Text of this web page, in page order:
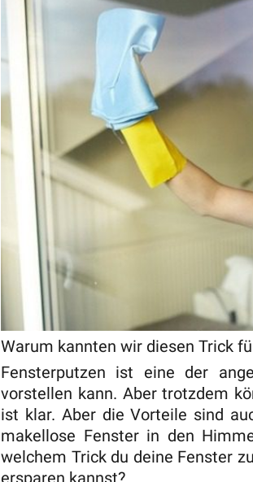
Warum kannten wir diesen Trick
Fensterputzen ist eine der
vorstellen kann. Aber trotzdem
ist klar. Aber die Vorteile sind
makellose Fenster in den
welchem Trick du deine Fenster
ersparen kannst?